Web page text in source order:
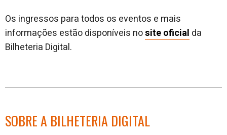
Os ingressos para todos os eventos e mais
informações estão disponíveis nosite oficial da
Bilheteria Digital.
SOBRE A BILHETERIA DIGITAL